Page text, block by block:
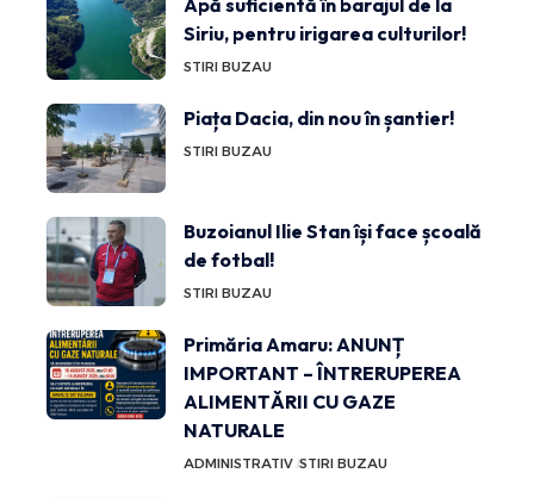
Siriu, pentru irigarea culturilor!
STIRI BUZAU
Piața Dacia, din nou în șantier!
STIRI BUZAU
Buzoianul Ilie Stan își face școală
de fotbal!
STIRI BUZAU
Primăria Amaru: ANUNȚ
IMPORTANT – ÎNTRERUPEREA
ALIMENTĂRII CU GAZE
NATURALE
ADMINISTRATIV STIRI BUZAU